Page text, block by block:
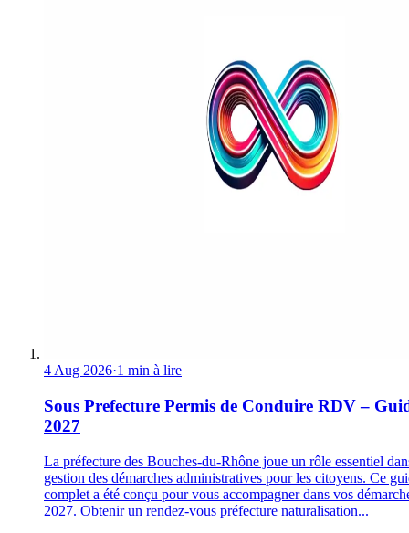
4 Aug 2026·1 min à lire
Sous Prefecture Permis de Conduire RDV –
2027
La préfecture des Bouches-du-Rhône joue un rôle essentiel
gestion des démarches administratives pour les citoyens. Ce
complet a été conçu pour vous accompagner dans vos
2027. Obtenir un rendez-vous préfecture naturalisation...